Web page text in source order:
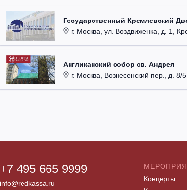
Государственный Кремлевский
г. Москва, ул. Воздвиженка, д. 1,
Англиканский собор св. Андрея
г. Москва, Вознесенский пер., д. 8/
+7 495 665 9999
info@redkassa.ru
Концерты